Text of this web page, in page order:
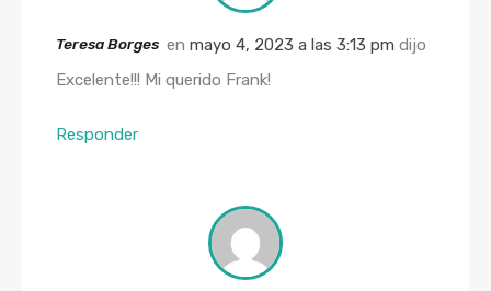
Teresa Borges en mayo 4, 2023 a las 3:13 pm dijo
Excelente!!! Mi querido Frank!
Responder